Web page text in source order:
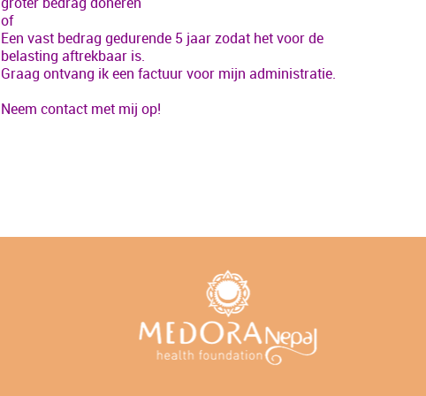
of
Een vast bedrag gedurende 5 jaar zodat het voor de
belasting aftrekbaar is.
Graag ontvang ik een factuur voor mijn administratie.
Neem contact met mij op!